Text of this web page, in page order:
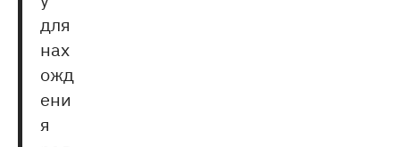
для
нах
ожд
ени
я